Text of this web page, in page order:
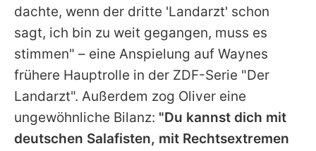
dachte, wenn der dritte 'Landarzt' schon
sagt, ich bin zu weit gegangen, muss es
stimmen" – eine Anspielung auf Waynes
frühere Hauptrolle in der ZDF-Serie "Der
Landarzt". Außerdem zog Oliver eine
ungewöhnliche Bilanz: "Du kannst dich mit
deutschen Salafisten, mit Rechtsextremen